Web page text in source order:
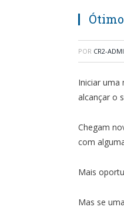
POR CR2-
Iniciar uma
alcançar o
Chegam
com
Mais
Mas se